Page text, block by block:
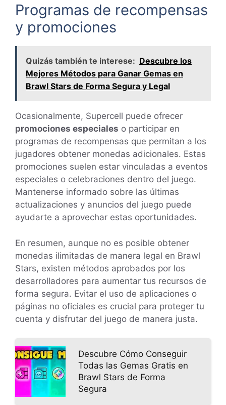
Programas de recompensas
y promociones
Quizás también te interese: Descubre los
Mejores Métodos para Ganar Gemas en
Brawl Stars de Forma Segura y Legal
Ocasionalmente, Supercell puede ofrecer
promociones especiales o participar en
programas de recompensas que permitan a los
jugadores obtener monedas adicionales. Estas
promociones suelen estar vinculadas a eventos
especiales o celebraciones dentro del juego.
Mantenerse informado sobre las últimas
actualizaciones y anuncios del juego puede
ayudarte a aprovechar estas oportunidades.
En resumen, aunque no es posible obtener
monedas ilimitadas de manera legal en Brawl
Stars, existen métodos aprobados por los
desarrolladores para aumentar tus recursos de
forma segura. Evitar el uso de aplicaciones o
páginas no oficiales es crucial para proteger tu
cuenta y disfrutar del juego de manera justa.
Descubre Cómo Conseguir
Todas las Gemas Gratis en
Brawl Stars de Forma
Segura